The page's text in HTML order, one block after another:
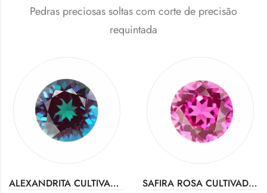
Pedras preciosas soltas com corte de precisão
requintada
ALEXANDRITA CULTIVADA EM LABORATÓRIO SAFIRA ROSA CULTIVADA EM LABORATÓRIO